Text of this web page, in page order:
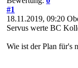
#1
18.11.2019, 09:20
Servus werte BC
Wie ist der Plan für's